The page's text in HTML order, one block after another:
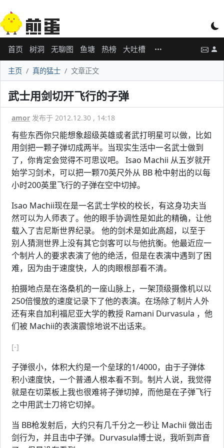
首页 树洞 无聊图 鱼塘 热榜 大吐槽
主页 真的猛士 文章正文
武士用剑切开飞行的子弹
amor 发布于 2012.12.30 , 14:18
有些东西你只能想象超级英雄或者武打明星可以做，比如
用剑把一颗子弹切成两半。当现实生活中一名武士做到
了，你肯定会觉得不可思议吧。 Isao Machii 从五岁就开
始学习剑术，可以把一颗70英尺外从 BB 枪中射出的以每
小时200英里飞行的子弹在空中切掉。
Isao Machii现在是一名武士学校的校长，有这身功夫当
然可以为人师表了。他的眼手协调性是如此的精确，让他
载入了吉尼斯世界纪录。 他的剑术是如此高超，以至于
别人猜测世界上没有其它剑客可以与他抗衡。他最近应一
个制片人的要求表演了他的绝活，但是在表演中遇到了困
难，因为由于速度快，人的肉眼根部看不清。
拍摄地点是在洛桑机的一座山脉上，一架顶级摄像机以以
250倍慢放的速度记录下了他的表演。在场除了制片人外
还有来自加利福尼亚大学的教授 Ramani Durvasula ，他
们被 Machii的表演震惊地说不出话来。
[-]
子弹很小，体积大约是一个垒球的1/4000，由于子弹体
积小速度快，一个普通人根本看不到。制片人说，我觉得
就是在切菜板上我也很难将子弹切掉，而他是在子弹飞行
之中用武士刀将它切掉。
当 BB枪发射后，大约只有几千分之一秒让 Machii 做出击
剑行为，并且击中子弹。Durvasula博士说，我听到声音